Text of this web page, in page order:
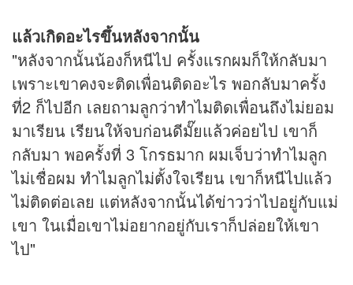
แล้วเกิดอะไรขึ้นหลังจากนั้น
"หลังจากนั้นน้องก็หนีไป ครั้งแรกผมก็ให้กลับมา
เพราะเขาคงจะติดเพื่อนติดอะไร พอกลับมาครั้ง
ที่2 ก็ไปอีก เลยถามลูกว่าทำไมติดเพื่อนถึงไม่ยอม
มาเรียน เรียนให้จบก่อนดีมั๊ยแล้วค่อยไป เขาก็
กลับมา พอครั้งที่ 3 โกรธมาก ผมเจ็บว่าทำไมลูก
ไม่เชื่อผม ทำไมลูกไม่ตั้งใจเรียน เขาก็หนีไปแล้ว
ไม่ติดต่อเลย แต่หลังจากนั้นได้ข่าวว่าไปอยู่กับแม่
เขา ในเมื่อเขาไม่อยากอยู่กับเราก็ปล่อยให้เขา
ไป"